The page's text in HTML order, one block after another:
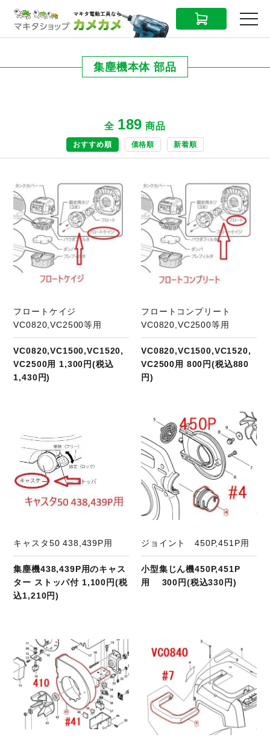
CART MENU
集塵機本体 部品
全 189 商品
おすすめ順 価格順 新着順
フロートケイジ
VC0820,VC2500等用
VC0820,VC1500,VC1520,
VC2500用 1,300円(税込
1,430円)
フロートコンプリート
VC0820,VC2500等用
VC0820,VC1500,VC1520,
VC2500用 800円(税込880
円)
商品ページへ
キャスタ50 438,439P用
集塵機438,439P用のキャス
ター ストッパ付 1,100円(税
込1,210円)
ジョイント 450P,451P用
小型集じん機450P,451P
用 300円(税込330円)